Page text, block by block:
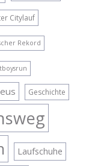
Citylauf
Rekord
Geschichte
Laufschuhe